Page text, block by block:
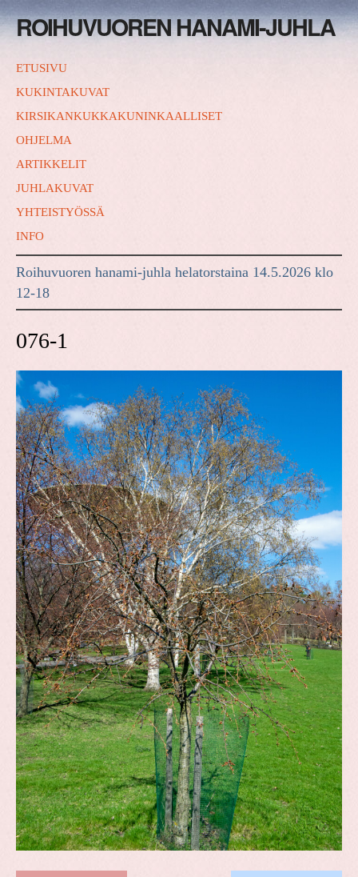
ROIHUVUOREN HANAMI-JUHLA
ETUSIVU
KUKINTAKUVAT
KIRSIKANKUKKAKUNINKAALLISET
OHJELMA
ARTIKKELIT
JUHLAKUVAT
YHTEISTYÖSSÄ
INFO
Roihuvuoren hanami-juhla helatorstaina 14.5.2026 klo
12-18
076-1